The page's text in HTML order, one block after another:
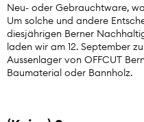
Neu- oder Gebrauchtware,
Um solche und andere
diesjährigen Berner
laden wir am 12. September
Aussenlager von OFFCUT
Baumaterial oder Bannholz.